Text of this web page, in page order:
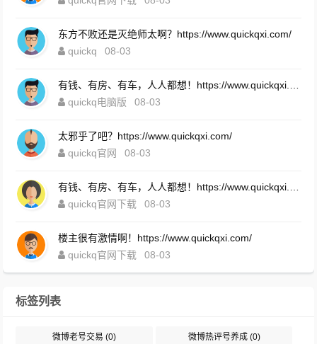
东方不败还是灭绝师太啊？https://www.quickqxi.com/
quickq
08-03
quickq电脑版
08-03
太邪乎了吧？https://www.quickqxi.com/
quickq官网
08-03
quickq官网下载
08-03
楼主很有激情啊！https://www.quickqxi.com/
quickq官网下载
08-03
标签列表
微博老号交易 (0) 微博热评号养成(0)